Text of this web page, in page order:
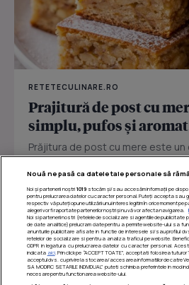
RETETECULINARE.RO
Prajitură de post cu
simplu, pufos și aromat
Prăjitura de post cu mere este
sau...
Nouă ne pasă ca datele tale personale să
Noi și partenerii noștri 1019stocăm și/sau accesăm informații pe
pentru prelucrarea datelor cu caracter personal. Puteți accepta sau
respectiv vă puteți opune utilizării unui interes legitim în orice moment
alegeri vor fi raportate partenerilor noștri și nu vă vor afecta navigarea.
Noi si partenerii nostri (retelele de socializare si agentiile de publicitate
de date analitice) prelucram date pentru a permite website-ului sa
anunturile publicitare afisate in functie de interesele si/sau profilul
retelelor de socializare si pentru a analiza traficul pe website.
GDPR in legatura cu prelucrarea datelor cu caracter personal.
indicata aici. Prin click pe “ACCEPT TOATE”, acceptati folosirea tuturor
acceptul dvs. cu privire la stocarea/accesarea informatiilor de catre
SA MODIFIC SETARILE INDIVIDUAL” puteti schimba preferintele in
necesare pentru functionarea website-ului.